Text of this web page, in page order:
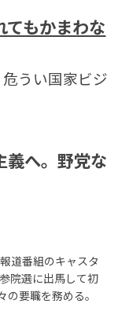
てもかまわな
うい国家ビジ
義へ。野党な
道番組のキャスタ
院選に出馬して初
要職を務める。